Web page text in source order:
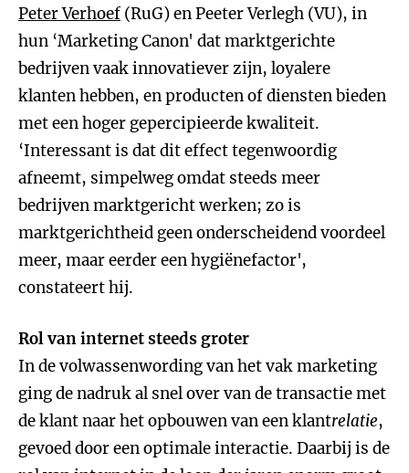
Peter Verhoef (RuG) en Peeter Verlegh (VU), in
hun ‘Marketing Canon' dat marktgerichte
bedrijven vaak innovatiever zijn, loyalere
klanten hebben, en producten of diensten bieden
met een hoger gepercipieerde kwaliteit.
‘Interessant is dat dit effect tegenwoordig
afneemt, simpelweg omdat steeds meer
bedrijven marktgericht werken; zo is
marktgerichtheid geen onderscheidend voordeel
meer, maar eerder een hygiënefactor',
constateert hij.
Rol van internet steeds groter
In de volwassenwording van het vak marketing
ging de nadruk al snel over van de transactie met
de klant naar het opbouwen van een klantrelatie,
gevoed door een optimale interactie. Daarbij is de